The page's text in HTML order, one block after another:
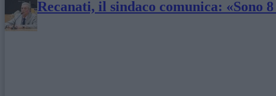
Recanati, il sindaco comunica: «Sono